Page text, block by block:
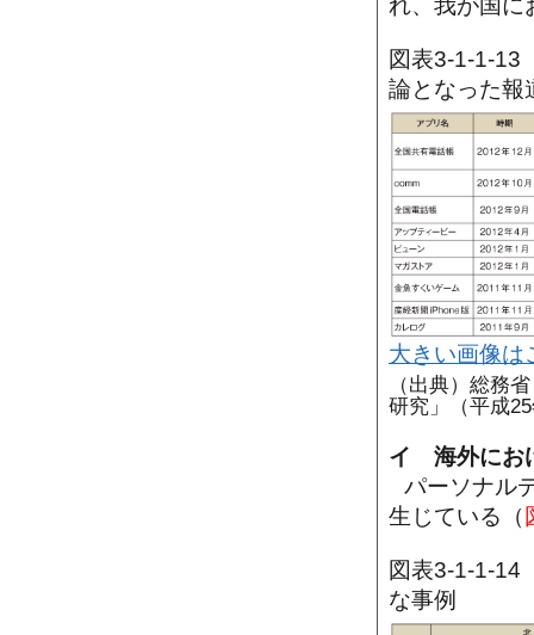
れ、我が国に
図表3-1-1-13
論となった報
大きい画像は
（出典）総務
研究」（平成
イ 海外にお
パーソナル
生じている（
図表3-1-1-14
な事例